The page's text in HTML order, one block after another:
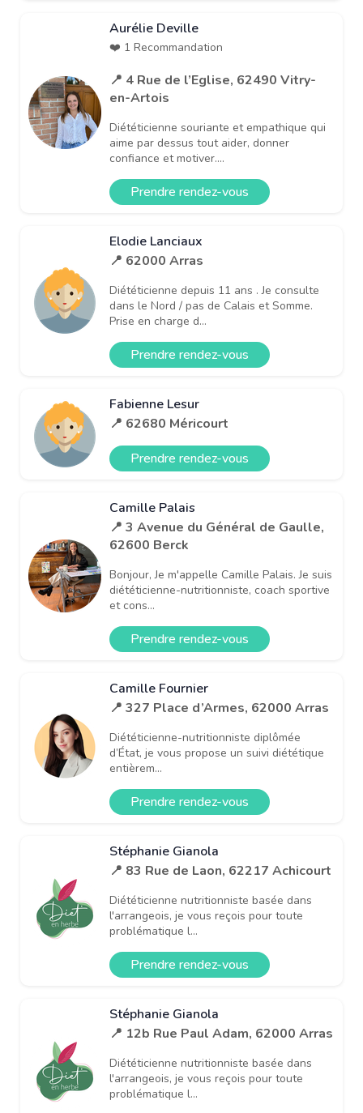
Aurélie Deville
❤️ 1 Recommandation
📍 4 Rue de l’Eglise, 62490 Vitry-
en-Artois
Diététicienne souriante et empathique qui
aime par dessus tout aider, donner
confiance et motiver....
Prendre rendez-vous
Elodie Lanciaux
📍 62000 Arras
Diététicienne depuis 11 ans . Je consulte
dans le Nord / pas de Calais et Somme.
Prise en charge d...
Prendre rendez-vous
Fabienne Lesur
📍 62680 Méricourt
Prendre rendez-vous
Camille Palais
📍 3 Avenue du Général de Gaulle,
62600 Berck
Bonjour, Je m'appelle Camille Palais. Je suis
diététicienne-nutritionniste, coach sportive
et cons...
Prendre rendez-vous
Camille Fournier
📍 327 Place d’Armes, 62000 Arras
Diététicienne-nutritionniste diplômée
d’État, je vous propose un suivi diététique
entièrem...
Prendre rendez-vous
Stéphanie Gianola
📍 83 Rue de Laon, 62217 Achicourt
Diététicienne nutritionniste basée dans
l'arrangeois, je vous reçois pour toute
problématique l...
Prendre rendez-vous
Stéphanie Gianola
📍 12b Rue Paul Adam, 62000 Arras
Diététicienne nutritionniste basée dans
l'arrangeois, je vous reçois pour toute
problématique l...